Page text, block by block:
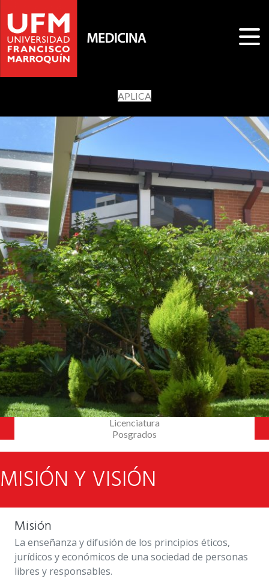
APLICA
Licenciatura
Posgrados
MISIÓN Y VISIÓN
Misión
La enseñanza y difusión de los principios éticos,
jurídicos y económicos de una sociedad de personas
libres y responsables.